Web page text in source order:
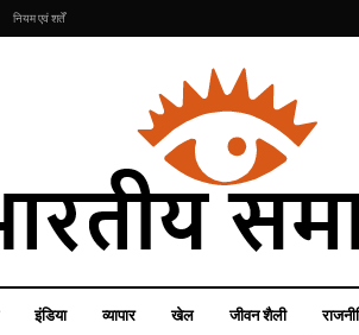
नियम एवं शर्तें
इंडिया व्यापार खेल जीवन शैली